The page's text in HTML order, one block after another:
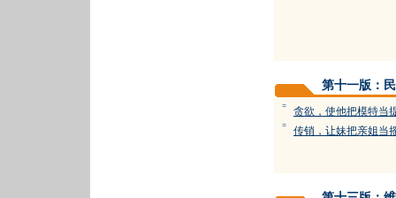
第十一版：
= 贪欲，使他把模特当
= 传销，让妹把亲姐当